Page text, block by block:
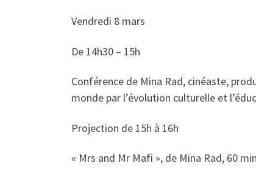
Vendredi 8 mars
De 14h30 – 15h
Conférence de Mina Rad, cinéaste,
monde par l’évolution culturelle et
Projection de 15h à 16h
« Mrs and Mr Mafi », de Mina Rad, 60